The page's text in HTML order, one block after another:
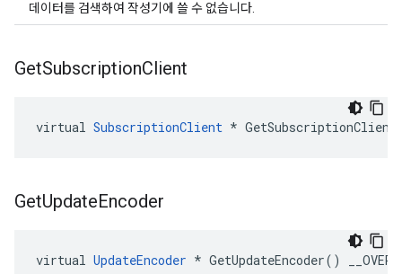
데이터를 검색하여 작성기에 쓸 수 없습니다.
GetSubscriptionClient
virtual SubscriptionClient * GetSubscriptionClient()
GetUpdateEncoder
virtual UpdateEncoder * GetUpdateEncoder()